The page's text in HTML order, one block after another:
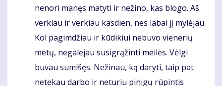
nenori manęs matyti ir nežino, kas blogo. Aš
verkiau ir verkiau kasdien, nes labai jį mylėjau.
Kol pagimdžiau ir kūdikiui nebuvo vienerių
metų, negalėjau susigrąžinti meilės. Vėlgi
buvau sumišęs. Nežinau, ką daryti, taip pat
netekau darbo ir neturiu pinigų rūpintis